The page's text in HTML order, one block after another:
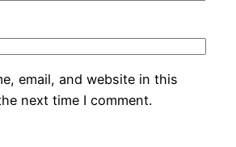
email, and website in this
next time I comment.